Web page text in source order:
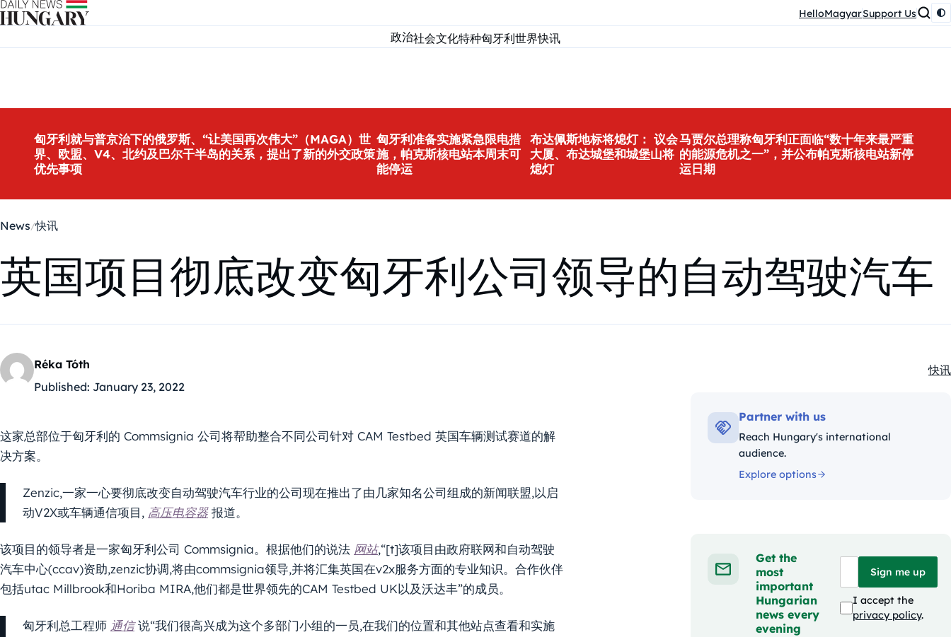
Skip to content HelloMagyarSupport Us
政治社会文化特种匈牙利世界快讯
匈牙利就与普京治下的俄罗斯、“让美国再次伟大”（MAGA）世
界、欧盟、V4、北约及巴尔干半岛的关系，提出了新的外交政策
优先事项
匈牙利准备实施紧急限电措
施，帕克斯核电站本周末可
能停运
布达佩斯地标将熄灯： 议会
大厦、布达城堡和城堡山将
熄灯
马贾尔总理称匈牙利正面临“数十年来最严重
的能源危机之一”，并公布帕克斯核电站新停
运日期
News 快讯
英国项目彻底改变匈牙利公司领导的自动驾驶汽车
Réka Tóth
Published: January 23, 2022
快讯
这家总部位于匈牙利的 Commsignia 公司将帮助整合不同公司针对 CAM Testbed 英国车辆测试赛道的解
决方案。
Zenzic,一家一心要彻底改变自动驾驶汽车行业的公司现在推出了由几家知名公司组成的新闻联盟,以启
动V2X或车辆通信项目, 高压电容器 报道。
该项目的领导者是一家匈牙利公司 Commsignia。根据他们的说法 网站,“[t]该项目由政府联网和自动驾驶
汽车中心(ccav)资助,zenzic协调,将由commsignia领导,并将汇集英国在v2x服务方面的专业知识。合作伙伴
包括utac Millbrook和Horiba MIRA,他们都是世界领先的CAM Testbed UK以及沃达丰”的成员。
匈牙利总工程师 通信 说“我们很高兴成为这个多部门小组的一员,在我们的位置和其他站点查看和实施
Partner with us
Reach Hungary's international
audience.
Explore options
Get the
most
important
Hungarian
news every
evening
Sign me up
I accept the
privacy policy.